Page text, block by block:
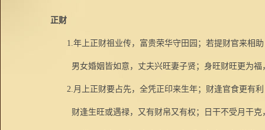
正财
1.年上正财祖业传，富贵荣华守田园；若提财官来相
男女婚姻皆如意，丈夫兴旺妻子贤；身旺财旺更为
2.月上正财要占先，全凭正印来生年；财逢官食更有
财逢生旺或遇禄，又有财帛又有权；日干不受月干